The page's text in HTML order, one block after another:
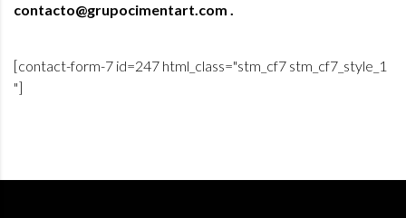
contacto@grupocimentart.com .
[contact-form-7 id=247 html_class="stm_cf7 stm_cf7_style_1
"]